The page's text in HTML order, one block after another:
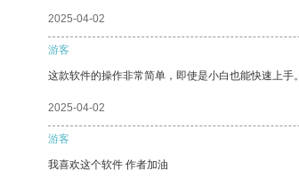
2025-04-02
游客
这款软件的操作非常简单，即使是小白也能快速上手。
2025-04-02
游客
我喜欢这个软件 作者加油